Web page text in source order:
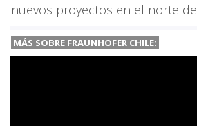
nuevos proyectos en el norte
MÁS SOBRE FRAUNHOFER CHILE: